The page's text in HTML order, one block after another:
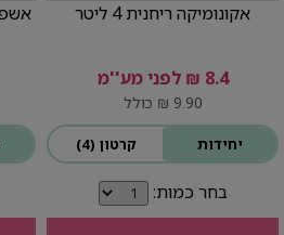
אקונומיקה ריחנית 4 ליטר
8.4 ₪ לפני מע''מ
9.90 ₪ כולל
יחידות קרטון (4)
בחר כמות: